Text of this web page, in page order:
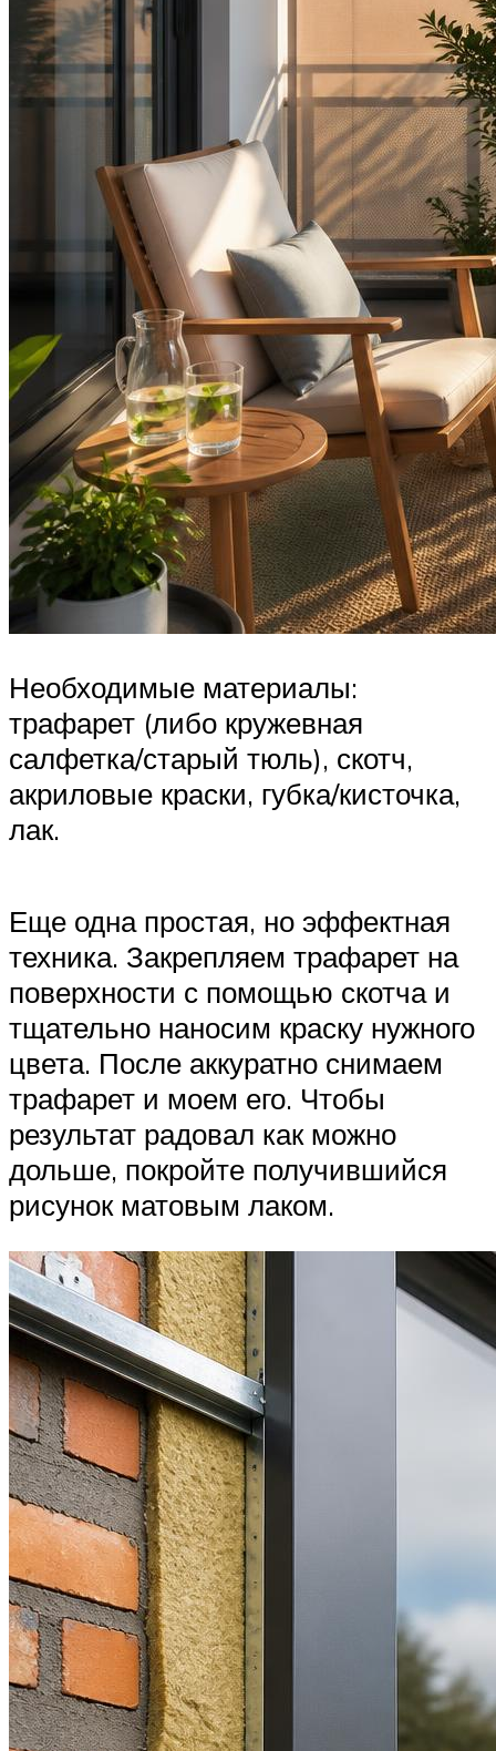
Необходимые материалы:
трафарет (либо кружевная
салфетка/старый тюль), скотч,
акриловые краски, губка/кисточка,
лак.
Еще одна простая, но эффектная
техника. Закрепляем трафарет на
поверхности с помощью скотча и
тщательно наносим краску нужного
цвета. После аккуратно снимаем
трафарет и моем его. Чтобы
результат радовал как можно
дольше, покройте получившийся
рисунок матовым лаком.